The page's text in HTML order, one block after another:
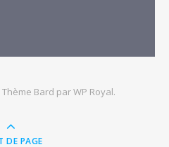
Thème Bard parWP Royal.
DE PAGE